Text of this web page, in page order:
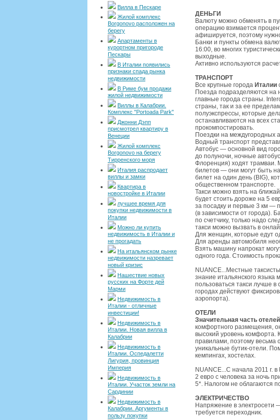
Вилла в Пескаре
Жилой комплекс
Borgonovo расположен на
берегу
Апартаменты в
курортном пригороде
Пескары
В Италии появились
признаки спада рынка
недвижимости
В Риме бум продажи
жилой недвижимости
Виллы в Калабрии.
Комплекс "Portoada Park"
Джонни Дэпп
присмотрел квартиру в
Венеции
Жилой комплекс
Borgonovo на берегу
Тирренского моря
Италия распродает
виллы и замки
Квартира в
новостройке в Италии
лучшее время для
покупки недвижимости в
Италии
Можно ли купить
недвижимость в Италии и
не прогадать
На итальянском рынке
недвижимости назревает
новый кризис
Нашествие новых
русских на Форте дей
Марми
Недвижимость в
Италии - отличные
инвестиции!
Недвижимость в
Италии. Новая вилла в
Калабрии
Недвижимость в
Италии. Оспедалетти
Лигурия, провинция
Империя
Недвижимость в
Италии. Участок земли на
Сардинии
Недвижимость в
Калабрии. Аргументы в
пользу покупки
ДЕНЬГИ
Валюту можно обменять в
операцию взимается
афишируется, поэтому
Банки и пункты обмена
16:00, во многих
выходные.
Активно используются
ТРАНСПОРТ
Все крупные города Италии
Поезда подразделяются на
главные города страны.
страны, так и за ее
полуэкспрессы, которые
останавливаются на всех
прокомпостировать.
Поездки на междугородных
Водный транспорт
Автобус — основной вид
до полуночи, ночные
Флоренция) ходят трамваи.
билетов — они могут быть
билет на один день (BIG),
общественном транспорте.
Такси можно взять на
будет стоить дороже на 5
за посадку и первые 3 км —
(в зависимости от города).
по счетчику, только надо
такси можно вызвать в
Для женщин, которые едут
Для аренды автомобиля
Взять машину напрокат
одного года. Стоимость
NUANCE...Местные
знание итальянского языка
пользоваться такси лучше
городах действуют
аэропорта).
ОТЕЛИ
Значительная часть отелей
комфортного размещения,
высокий уровень комфорта.
правилами, поэтому весьма
уникальные бутик-отели.
кемпингах, хостелах.
NUANCE...С начала 2011 г.
2 евро с человека за ночь
5*. Налогом не облагаются
ЭЛЕКТРИЧЕСТВО
Напряжение в электросети
требуется переходник.